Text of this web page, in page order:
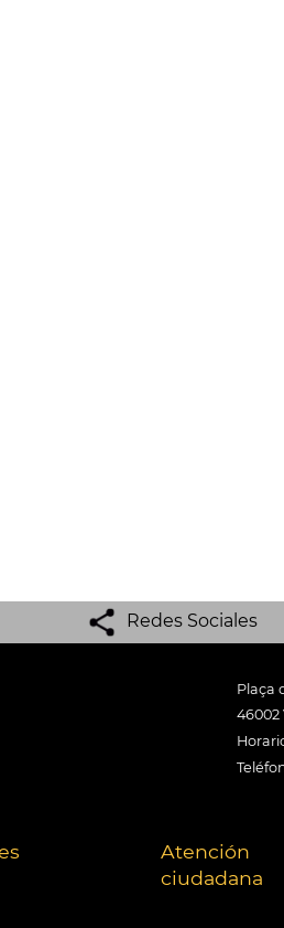
Redes Sociales
Plaça
46002
Atención
ciudadana